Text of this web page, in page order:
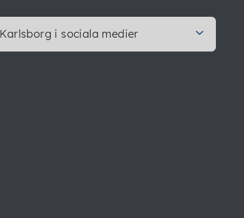
Karlsborg i sociala medier